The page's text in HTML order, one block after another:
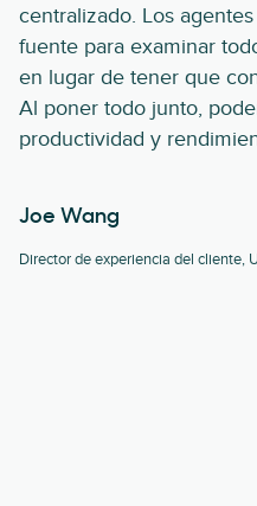
centralizado. Los
fuente para examinar
en lugar de tener que
Al poner todo junto,
productividad y
Joe Wang
Director de experiencia del cliente,